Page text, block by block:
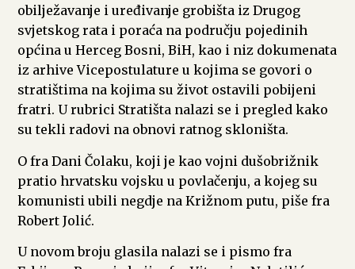
obilježavanje i uređivanje grobišta iz Drugog
svjetskog rata i poraća na području pojedinih
općina u Herceg Bosni, BiH, kao i niz dokumenata
iz arhive Vicepostulature u kojima se govori o
stratištima na kojima su život ostavili pobijeni
fratri. U rubrici Stratišta nalazi se i pregled kako
su tekli radovi na obnovi ratnog skloništa.
O fra Dani Čolaku, koji je kao vojni dušobrižnik
pratio hrvatsku vojsku u povlačenju, a kojeg su
komunisti ubili negdje na Križnom putu, piše fra
Robert Jolić.
U novom broju glasila nalazi se i pismo fra